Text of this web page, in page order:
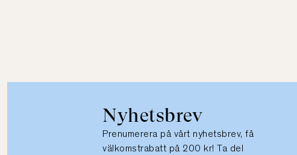
Nyhetsbrev
Prenumerera på vårt nyhetsbrev, få
välkomstrabatt på 200 kr! Ta del